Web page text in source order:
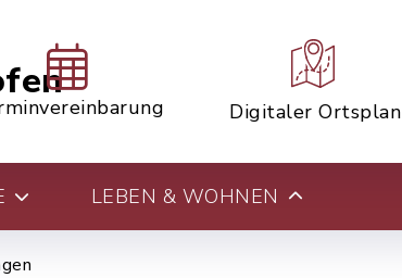
Digitaler Ortsplan
LEBEN & WOHNEN